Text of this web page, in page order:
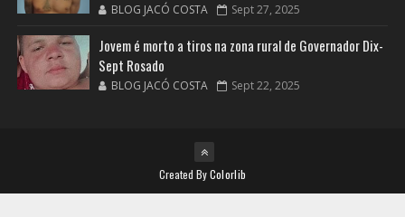
BLOG JACÓ COSTA Sept 27, 2025
Jovem é morto a tiros na zona rural de Governador Dix-
Sept Rosado
BLOG JACÓ COSTA Sept 22, 2025
Created ByColorlib